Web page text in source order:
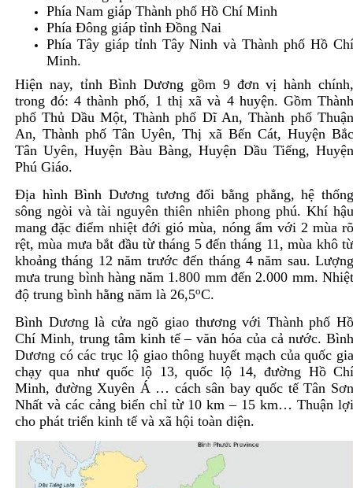
Phía Nam giáp Thành phố Hồ Chí Minh
Phía Đông giáp tỉnh Đồng Nai
Phía Tây giáp tỉnh Tây Ninh và Thành phố Hồ
Minh.
Hiện nay, tỉnh Bình Dương gồm 9 đơn vị hành
trong đó: 4 thành phố, 1 thị xã và 4 huyện. Gồm
phố Thủ Dầu Một, Thành phố Dĩ An, Thành phố
An,Thành phố Tân Uyên, Thị xã Bến Cát, Huyện
Tân Uyên, Huyện Bàu Bàng, Huyện Dầu Tiếng,
Phú Giáo.
Địa hình Bình Dương tương đối bằng phẳng, hệ
sông ngòi và tài nguyên thiên nhiên phong phú. Khí
mang đặc điểm nhiệt đới gió mùa, nóng ẩm với 2 mùa
rệt, mùa mưa bắt đầu từ tháng 5 đến tháng 11, mùa khô
khoảng tháng 12 năm trước đến tháng 4 năm sau.
mưa trung bình hàng năm 1.800 mm đến 2.000 mm.
độ trung bình hằng năm là 26,5oC.
Bình Dương là cửa ngõ giao thương với Thành phố
Chí Minh, trung tâm kinh tế – văn hóa của cả nước.
Dương có các trục lộ giao thông huyết mạch của quốc
chạy qua như quốc lộ 13, quốc lộ 14, đường Hồ
Minh, đường Xuyên Á … cách sân bay quốc tế Tân
Nhất và các cảng biển chỉ từ 10 km – 15 km… Thuận
cho phát triển kinh tế và xã hội toàn diện.